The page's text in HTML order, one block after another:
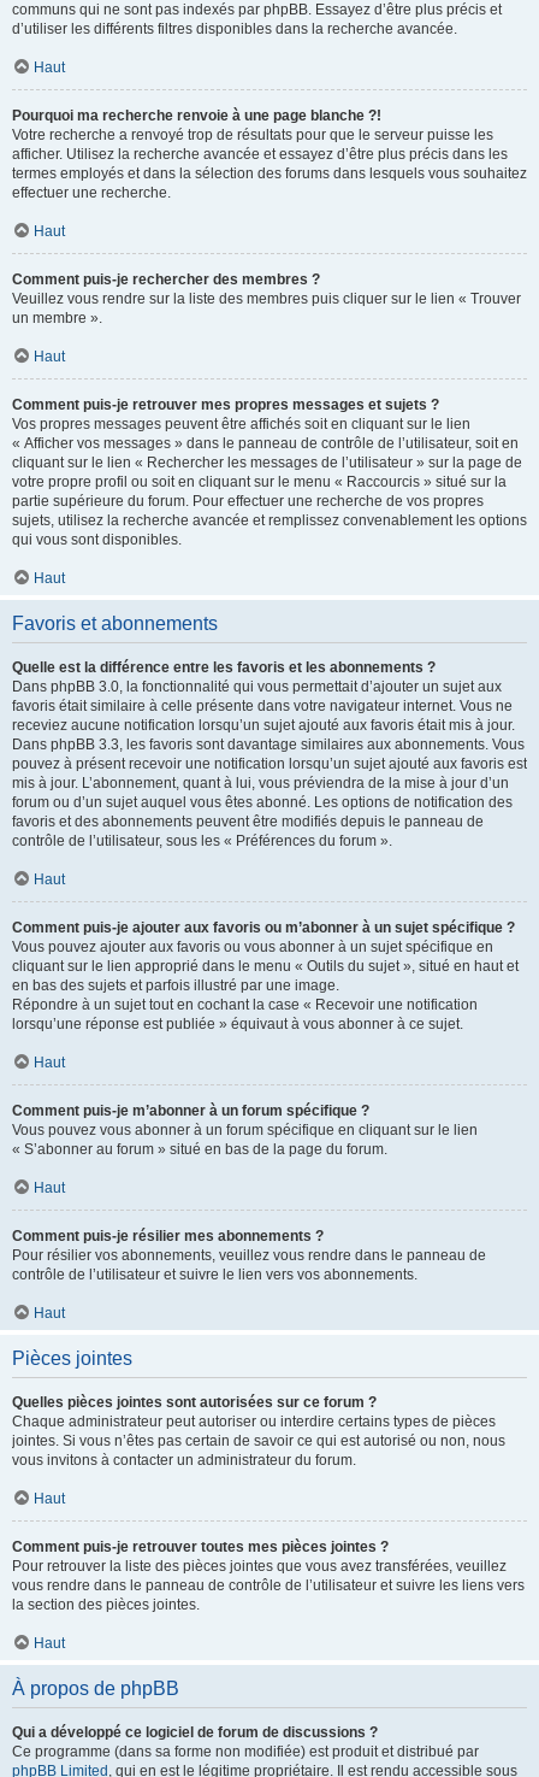
communs qui ne sont pas indexés par phpBB. Essayez d’être plus précis et
d’utiliser les différents filtres disponibles dans la recherche avancée.
Haut
Pourquoi ma recherche renvoie à une page blanche ?!
Votre recherche a renvoyé trop de résultats pour que le serveur puisse les
afficher. Utilisez la recherche avancée et essayez d’être plus précis dans les
termes employés et dans la sélection des forums dans lesquels vous souhaitez
effectuer une recherche.
Haut
Comment puis-je rechercher des membres ?
Veuillez vous rendre sur la liste des membres puis cliquer sur le lien « Trouver
un membre ».
Haut
Comment puis-je retrouver mes propres messages et sujets ?
Vos propres messages peuvent être affichés soit en cliquant sur le lien
« Afficher vos messages » dans le panneau de contrôle de l’utilisateur, soit en
cliquant sur le lien « Rechercher les messages de l’utilisateur » sur la page de
votre propre profil ou soit en cliquant sur le menu « Raccourcis » situé sur la
partie supérieure du forum. Pour effectuer une recherche de vos propres
sujets, utilisez la recherche avancée et remplissez convenablement les options
qui vous sont disponibles.
Haut
Favoris et abonnements
Quelle est la différence entre les favoris et les abonnements ?
Dans phpBB 3.0, la fonctionnalité qui vous permettait d’ajouter un sujet aux
favoris était similaire à celle présente dans votre navigateur internet. Vous ne
receviez aucune notification lorsqu’un sujet ajouté aux favoris était mis à jour.
Dans phpBB 3.3, les favoris sont davantage similaires aux abonnements. Vous
pouvez à présent recevoir une notification lorsqu’un sujet ajouté aux favoris est
mis à jour. L’abonnement, quant à lui, vous préviendra de la mise à jour d’un
forum ou d’un sujet auquel vous êtes abonné. Les options de notification des
favoris et des abonnements peuvent être modifiés depuis le panneau de
contrôle de l’utilisateur, sous les « Préférences du forum ».
Haut
Comment puis-je ajouter aux favoris ou m’abonner à un sujet spécifique ?
Vous pouvez ajouter aux favoris ou vous abonner à un sujet spécifique en
cliquant sur le lien approprié dans le menu « Outils du sujet », situé en haut et
en bas des sujets et parfois illustré par une image.
Répondre à un sujet tout en cochant la case « Recevoir une notification
lorsqu’une réponse est publiée » équivaut à vous abonner à ce sujet.
Haut
Comment puis-je m’abonner à un forum spécifique ?
Vous pouvez vous abonner à un forum spécifique en cliquant sur le lien
« S’abonner au forum » situé en bas de la page du forum.
Haut
Comment puis-je résilier mes abonnements ?
Pour résilier vos abonnements, veuillez vous rendre dans le panneau de
contrôle de l’utilisateur et suivre le lien vers vos abonnements.
Haut
Pièces jointes
Quelles pièces jointes sont autorisées sur ce forum ?
Chaque administrateur peut autoriser ou interdire certains types de pièces
jointes. Si vous n’êtes pas certain de savoir ce qui est autorisé ou non, nous
vous invitons à contacter un administrateur du forum.
Haut
Comment puis-je retrouver toutes mes pièces jointes ?
Pour retrouver la liste des pièces jointes que vous avez transférées, veuillez
vous rendre dans le panneau de contrôle de l’utilisateur et suivre les liens vers
la section des pièces jointes.
Haut
À propos de phpBB
Qui a développé ce logiciel de forum de discussions ?
Ce programme (dans sa forme non modifiée) est produit et distribué par
phpBB Limited , qui en est le légitime propriétaire. Il est rendu accessible sous